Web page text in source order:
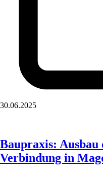
30.06.2025
Baupraxis: Ausbau
Verbindung in